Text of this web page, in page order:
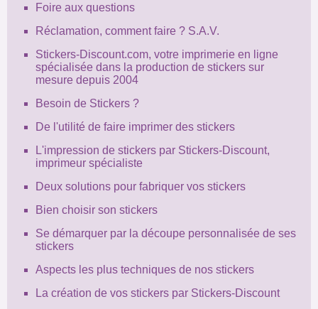
Foire aux questions
Réclamation, comment faire ? S.A.V.
Stickers-Discount.com, votre imprimerie en ligne
spécialisée dans la production de stickers sur
mesure depuis 2004
Besoin de Stickers ?
De l'utilité de faire imprimer des stickers
L'impression de stickers par Stickers-Discount,
imprimeur spécialiste
Deux solutions pour fabriquer vos stickers
Bien choisir son stickers
Se démarquer par la découpe personnalisée de ses
stickers
Aspects les plus techniques de nos stickers
La création de vos stickers par Stickers-Discount